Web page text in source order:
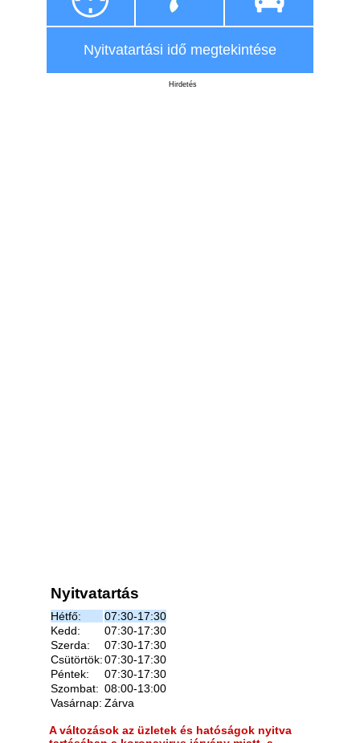
Nyitvatartási idő megtekintése
Hirdetés
Nyitvatartás
Hétfő:
07:30-17:30
Kedd:
07:30-17:30
Szerda:
07:30-17:30
Csütörtök:07:30-17:30
Péntek:
07:30-17:30
Szombat: 08:00-13:00
Vasárnap: Zárva
A változások az üzletek és hatóságok nyitva